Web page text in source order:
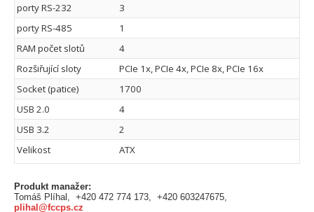
porty RS-232
3
porty RS-485
1
RAM počet slotů
4
Rozšiřující sloty
PCIe 1x, PCIe 4x, PCIe 8x, PCIe 16x
Socket (patice)
1700
USB 2.0
4
USB 3.2
2
Velikost
ATX
Produkt manažer:
Tomáš Plíhal, +420 472 774 173, +420 603247675,
plihal@fccps.cz